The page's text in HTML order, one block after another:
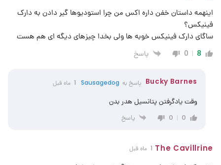
اینهمه داستان خفن داره اکس من چرا استودیوها گیر دادن به دارک
فینیکس؟
ساگای دارک فینیکس خوبه ها ولی بخدا چیزهای دیگه ای هم هست
8
0 پاسخ
Bucky Barnes پاسخ به Sausagedog 1 ماه قبل
وقت یادگرفتن پتانسیل هدر بدن
0
0 پاسخ
The Cavillrine 1 ماه قبل